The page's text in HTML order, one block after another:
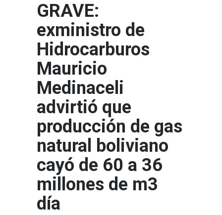
GRAVE:
exministro de
Hidrocarburos
Mauricio
Medinaceli
advirtió que
producción de gas
natural boliviano
cayó de 60 a 36
millones de m3
día